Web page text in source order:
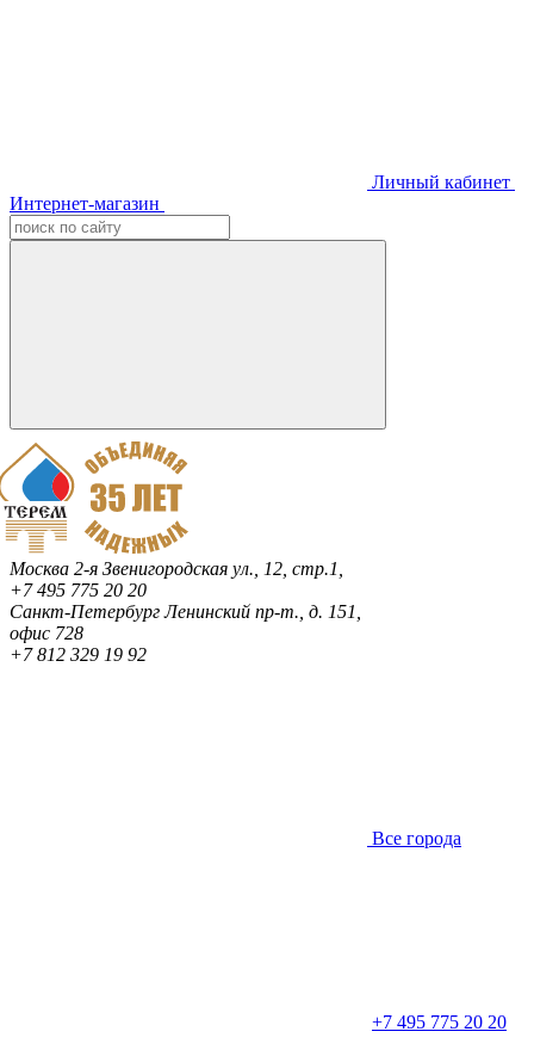
Личный кабинет
Интернет-магазин
Москва 2-я Звенигородская ул., 12, стр.1,
+7 495 775 20 20
Санкт-ПетербургЛенинский пр-т., д. 151,
офис 728
+7 812 329 19 92
Все города
+7 495 775 20 20